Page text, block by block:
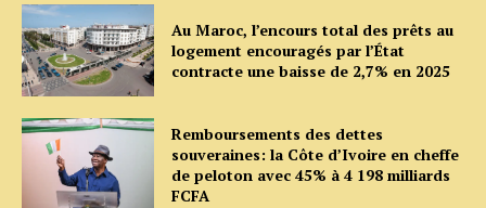
Au Maroc, l’encours total des prêts au
logement encouragés par l’État
contracte une baisse de 2,7% en 2025
Remboursements des dettes
souveraines: la Côte d’Ivoire en cheffe
de peloton avec 45% à 4 198 milliards
FCFA